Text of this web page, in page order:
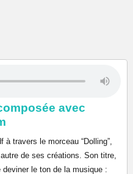
avec
travers le morceau “Dolling”,
de ses créations. Son titre,
deviner le ton de la musique :